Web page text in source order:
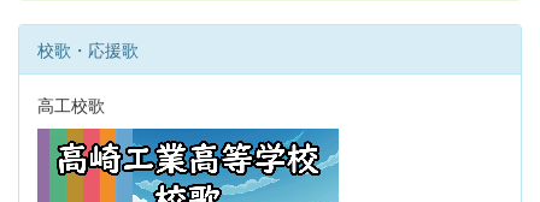
校歌・応援歌
高工校歌